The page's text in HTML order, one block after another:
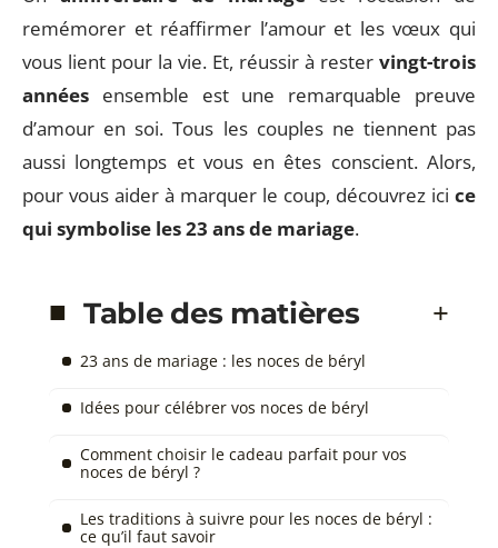
remémorer et réaffirmer l’amour et les vœux qui
vous lient pour la vie. Et, réussir à rester vingt-trois
années ensemble est une remarquable preuve
d’amour en soi. Tous les couples ne tiennent pas
aussi longtemps et vous en êtes conscient. Alors,
pour vous aider à marquer le coup, découvrez ici ce
qui symbolise les 23 ans de mariage.
Table des matières
23 ans de mariage : les noces de béryl
Idées pour célébrer vos noces de béryl
Comment choisir le cadeau parfait pour vos
noces de béryl ?
Les traditions à suivre pour les noces de béryl :
ce qu’il faut savoir